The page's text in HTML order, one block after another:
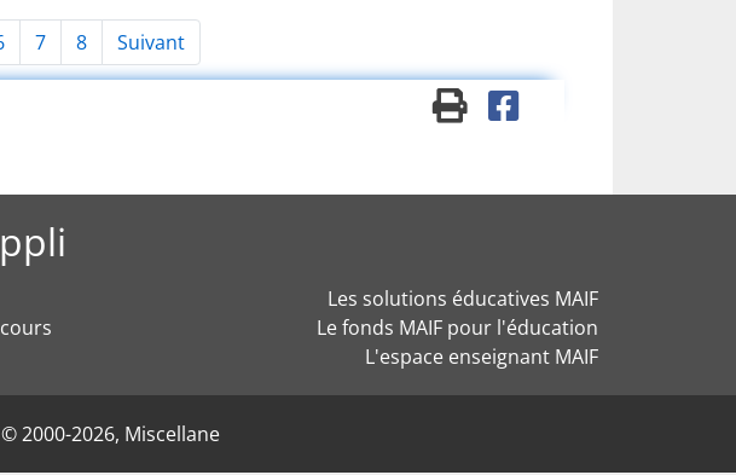
7 8 Suivant
Les solutions éducatives MAIF
Le fonds MAIF pour l'éducation
L'espace enseignant MAIF
© 2000-2026, Miscellane